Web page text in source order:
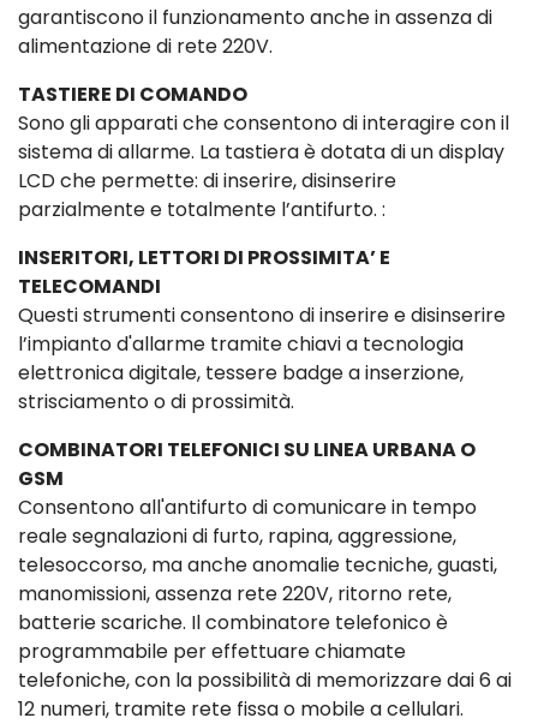
garantiscono il funzionamento anche in assenza di
alimentazione di rete 220V.
TASTIERE DI COMANDO
Sono gli apparati che consentono di interagire con il
sistema di allarme. La tastiera è dotata di un display
LCD che permette: di inserire, disinserire
parzialmente e totalmente l’antifurto. :
INSERITORI, LETTORI DI PROSSIMITA’ E
TELECOMANDI
Questi strumenti consentono di inserire e disinserire
l’impianto d'allarme tramite chiavi a tecnologia
elettronica digitale, tessere badge a inserzione,
strisciamento o di prossimità.
COMBINATORI TELEFONICI SU LINEA URBANA O
GSM
Consentono all'antifurto di comunicare in tempo
reale segnalazioni di furto, rapina, aggressione,
telesoccorso, ma anche anomalie tecniche, guasti,
manomissioni, assenza rete 220V, ritorno rete,
batterie scariche. Il combinatore telefonico è
programmabile per effettuare chiamate
telefoniche, con la possibilità di memorizzare dai 6 ai
12 numeri, tramite rete fissa o mobile a cellulari.